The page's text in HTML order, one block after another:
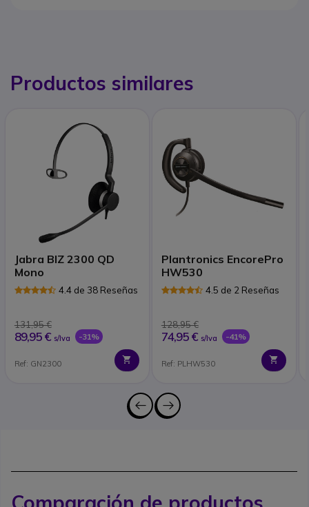
Productos similares
Jabra BIZ 2300 QD
Mono
4.4 de 38 Reseñas
131,95 €
89,95 € s/Iva -31%
Ref: GN2300
Plantronics EncorePro
HW530
4.5 de 2 Reseñas
128,95 €
74,95 € s/Iva -41%
Ref: PLHW530